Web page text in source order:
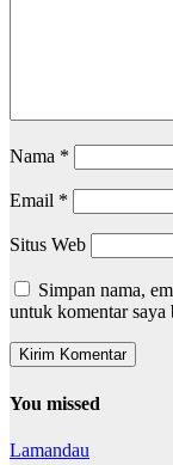
Nama *
Email *
Situs Web
Simpan nama,
untuk komentar saya
You missed
Lamandau